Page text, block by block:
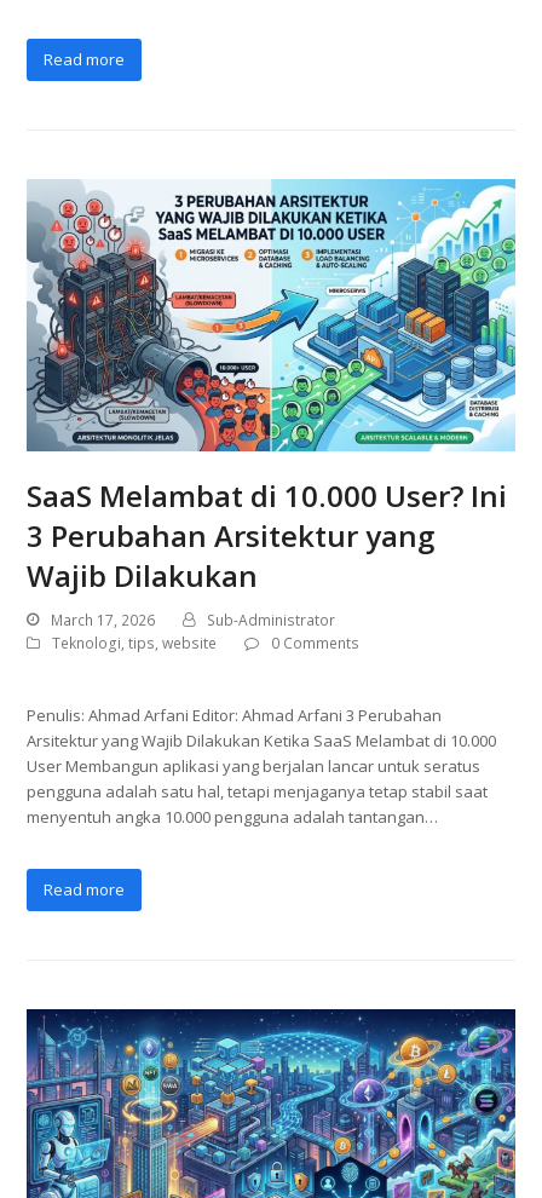
Read more
SaaS Melambat di 10.000 User? Ini
3 Perubahan Arsitektur yang
Wajib Dilakukan
March 17, 2026
Sub-Administrator
Teknologi,tips,website 0 Comments
Penulis: Ahmad Arfani Editor: Ahmad Arfani 3 Perubahan
Arsitektur yang Wajib Dilakukan Ketika SaaS Melambat di 10.000
User Membangun aplikasi yang berjalan lancar untuk seratus
pengguna adalah satu hal, tetapi menjaganya tetap stabil saat
menyentuh angka 10.000 pengguna adalah tantangan…
Read more